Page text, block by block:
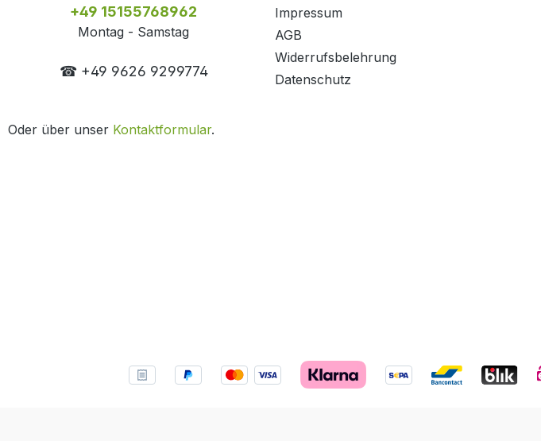
+49 15155768962
Montag - Samstag
☎ +49 9626 9299774
Oder über unser Kontaktformular.
Impressum
AGB
Widerrufsbelehrung
Datenschutz